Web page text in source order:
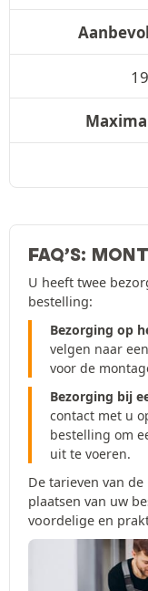
FAQ’S:
U heeft twee
bestelling:
Bezorging op
velgen naar
voor de
Bezorging bij
contact met u
bestelling om
uit te voeren.
De tarieven van
plaatsen van uw
voordelige en